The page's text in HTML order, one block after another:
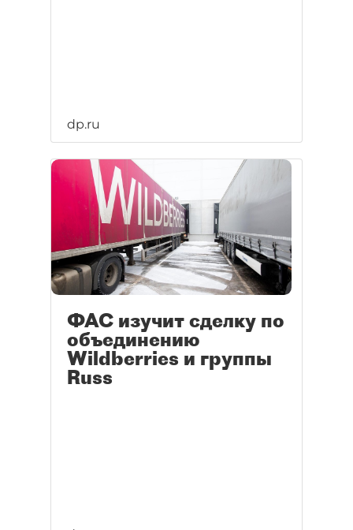
dp.ru
ФАС изучит сделку по
объединению
Wildberries и группы
Russ